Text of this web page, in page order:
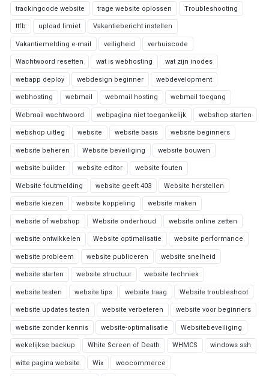
trackingcode website trage website oplossen Troubleshooting
ttfb upload limiet Vakantiebericht instellen
Vakantiemelding e-mail veiligheid verhuiscode
Wachtwoord resetten wat is webhosting wat zijn inodes
webapp deploy webdesign beginner webdevelopment
webhosting webmail webmail hosting webmail toegang
Webmail wachtwoord webpagina niet toegankelijk webshop starten
webshop uitleg website website basis website beginners
website beheren Website beveiliging website bouwen
website builder website editor website fouten
Website foutmelding website geeft 403 Website herstellen
website kiezen website koppeling website maken
website of webshop Website onderhoud website online zetten
website ontwikkelen Website optimalisatie website performance
website probleem website publiceren website snelheid
website starten website structuur website techniek
website testen website tips website traag Website troubleshoot
website updates testen website verbeteren website voor beginners
website zonder kennis website-optimalisatie Websitebeveiliging
wekelijkse backup White Screen of Death WHMCS windows ssh
witte pagina website Wix woocommerce